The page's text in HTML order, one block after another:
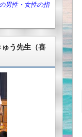
男性・女性の指
ゅう先生（喜